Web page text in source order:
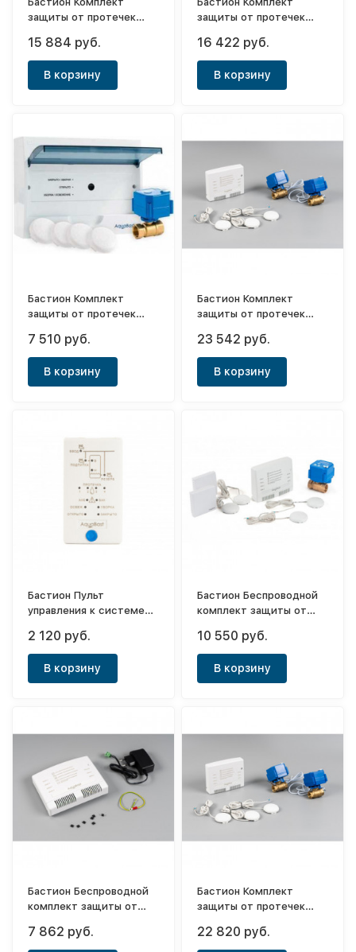
защиты от протечек
1/2"
15 884 руб.
В корзину
защиты от протечек
3/4"
16 422 руб.
В корзину
Бастион Комплект
защиты от протечек
7 510 руб.
В корзину
Бастион Комплект
защиты от протечек
3/4"
23 542 руб.
В корзину
Бастион Пульт
управления к системе
2 120 руб.
В корзину
Бастион Беспроводной
комплект защиты от
Коттедж 1"-RF
10 550 руб.
В корзину
Бастион Беспроводной
комплект защиты от
C-RF
7 862 руб.
Бастион Комплект
защиты от протечек
1/2"
22 820 руб.